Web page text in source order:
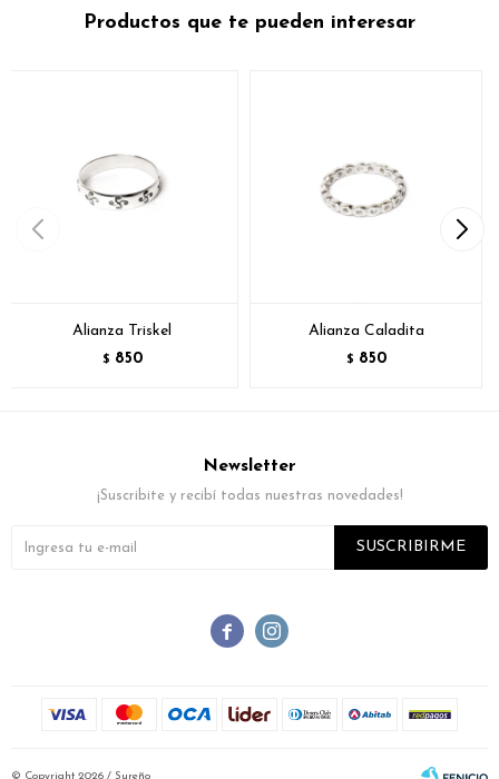
Productos que te pueden interesar
Alianza Triskel
$ 850
Alianza Caladita
$ 850
 
Newsletter
¡Suscribite y recibí todas nuestras novedades!
SUSCRIBIRME
© Copyright 2026 / Sureño